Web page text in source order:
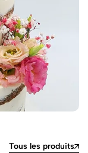
Tous les produits